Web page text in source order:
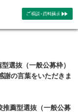
選抜（一般公募枠）
謝の言葉をいただきま
推薦型選抜（一般公募